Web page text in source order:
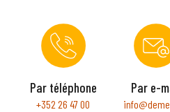
Par téléphone
+352 26 47 00
Par e-